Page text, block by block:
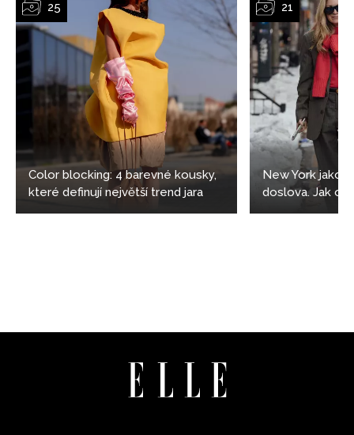
Color blocking: 4 barevné kousky,
které definují největší trend jara
New York jako
doslova. Jak